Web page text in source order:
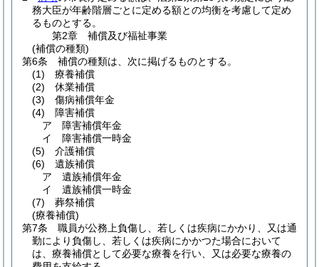
務大臣が年齢階層ごとに定める額との均衡を考慮して定め
るものとする。
第2章
補償及び福祉事業
(補償の種類)
第6条
補償の種類は、次に掲げるものとする。
(1)
療養補償
(2)
休業補償
(3)
傷病補償年金
(4)
障害補償
ア
障害補償年金
イ
障害補償一時金
(5)
介護補償
(6)
遺族補償
ア
遺族補償年金
イ
遺族補償一時金
(7)
葬祭補償
(療養補償)
第7条
職員が公務上負傷し、若しくは疾病にかかり、又は通
勤により負傷し、若しくは疾病にかかつた場合において
は、療養補償として必要な療養を行い、又は必要な療養の